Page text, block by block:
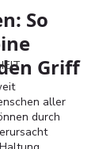
So
Griff
aller
durch